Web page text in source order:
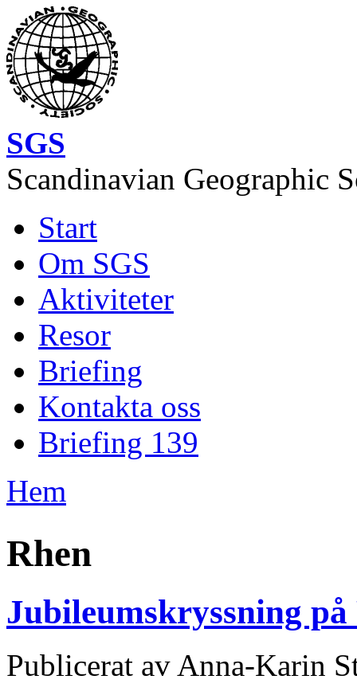
Hoppa till huvudinnehåll
SGS
Scandinavian Geographic
Image of the month
Huvudmeny
Start
Om SGS
Aktiviteter
Resor
Briefing
Kontakta oss
Briefing 139
Du är här
Hem
Rhen
Jubileumskryssning på
Publicerat av Anna-Karin